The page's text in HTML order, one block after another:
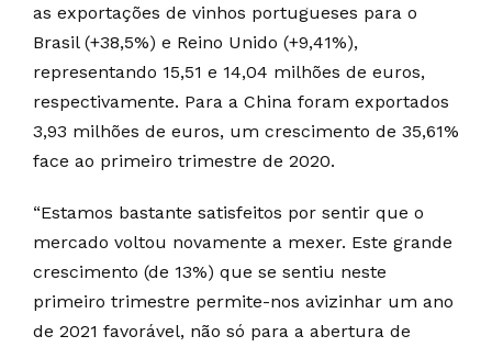
as exportações de vinhos portugueses para o
Brasil (+38,5%) e Reino Unido (+9,41%),
representando 15,51 e 14,04 milhões de euros,
respectivamente. Para a China foram exportados
3,93 milhões de euros, um crescimento de 35,61%
face ao primeiro trimestre de 2020.
“Estamos bastante satisfeitos por sentir que o
mercado voltou novamente a mexer. Este grande
crescimento (de 13%) que se sentiu neste
primeiro trimestre permite-nos avizinhar um ano
de 2021 favorável, não só para a abertura de